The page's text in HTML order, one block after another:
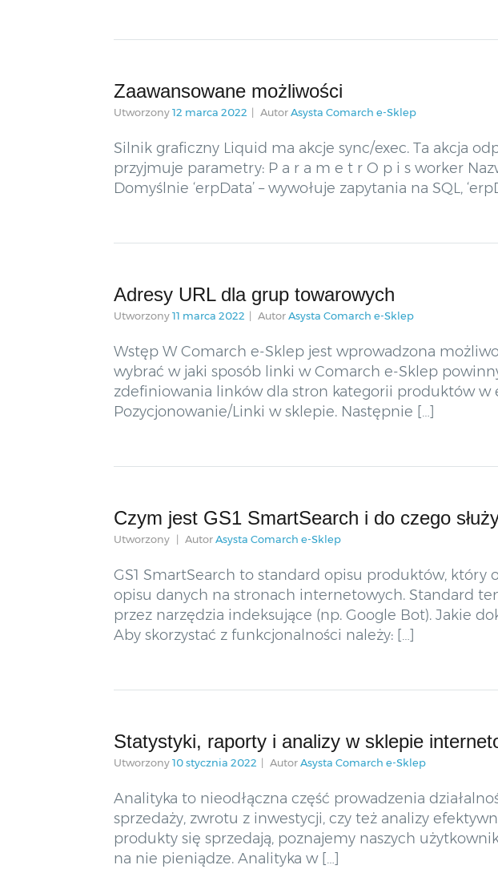
Zaawansowane możliwości
Utworzony12 marca 2022 AutorAsysta Comarch e-Sklep
Silnik graficzny Liquid ma akcje sync/exec. Ta akcja
przyjmuje parametry: P a r a m e t r O p i s worker
Domyślnie ‘erpData’ – wywołuje zapytania na SQL,
Adresy URL dla grup towarowych
Utworzony11 marca 2022 AutorAsysta Comarch e-Sklep
Wstęp W Comarch e-Sklep jest wprowadzona
wybrać w jaki sposób linki w Comarch e-Sklep
zdefiniowania linków dla stron kategorii produktów w
Pozycjonowanie/Linki w sklepie. Następnie […]
Czym jest GS1 SmartSearch i do czego
Utworzony AutorAsysta Comarch e-Sklep
GS1 SmartSearch to standard opisu produktów,
opisu danych na stronach internetowych. Standard
przez narzędzia indeksujące (np. Google Bot). Jakie
Aby skorzystać z funkcjonalności należy: […]
Statystyki, raporty i analizy w sklepie
Utworzony10 stycznia 2022 AutorAsysta Comarch e-Sklep
Analityka to nieodłączna część prowadzenia
sprzedaży, zwrotu z inwestycji, czy też analizy
produkty się sprzedają, poznajemy naszych
na nie pieniądze. Analityka w […]